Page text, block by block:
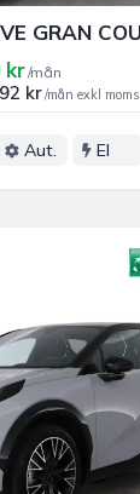
kr/mån
kr/mån exkl moms
Aut. El